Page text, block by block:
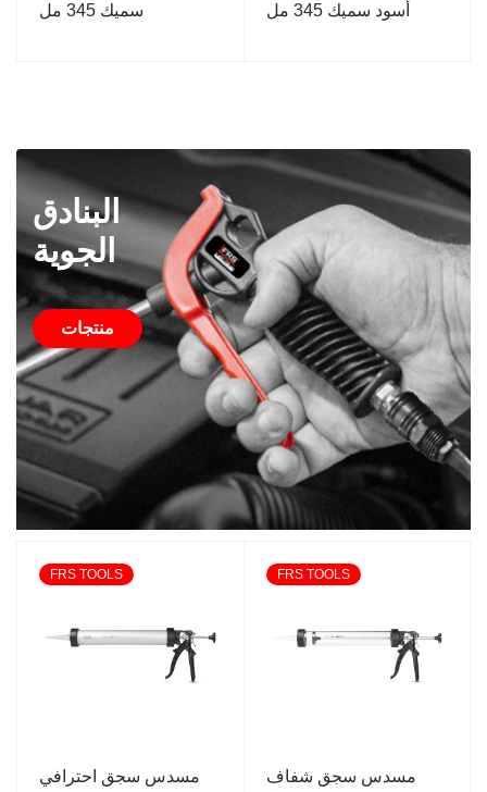
سميك 345 مل
أسود سميك 345 مل
البنادق
الجوية
منتجات
FRS TOOLS
مسدس سجق احترافي
FRS TOOLS
مسدس سجق شفاف